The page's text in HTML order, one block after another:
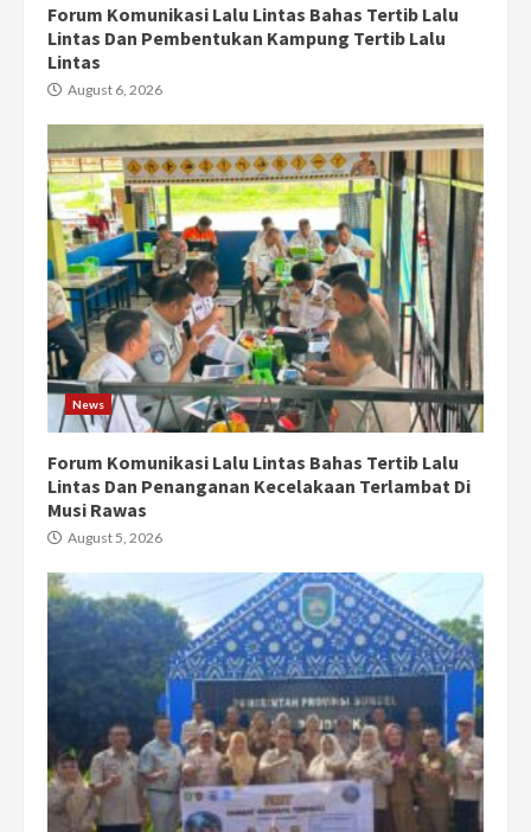
Forum Komunikasi Lalu Lintas Bahas Tertib Lalu
Lintas Dan Pembentukan Kampung Tertib Lalu
Lintas
August 6, 2026
News
Forum Komunikasi Lalu Lintas Bahas Tertib Lalu
Lintas Dan Penanganan Kecelakaan Terlambat Di
Musi Rawas
August 5, 2026